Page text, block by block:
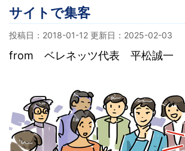
サイトで集客
投稿日：2018-01-12 更新日： 2025-02-03
from ベレネッツ代表 平松誠一